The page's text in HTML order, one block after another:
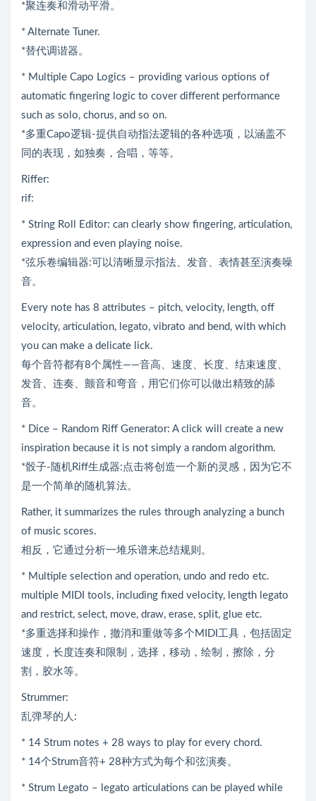
*聚连奏和滑动平滑。
* Alternate Tuner.
*替代调谐器。
* Multiple Capo Logics – providing various options of
automatic fingering logic to cover different performance
such as solo, chorus, and so on.
*多重Capo逻辑-提供自动指法逻辑的各种选项，以涵盖不
同的表现，如独奏，合唱，等等。
Riffer:
rif:
* String Roll Editor: can clearly show fingering, articulation,
expression and even playing noise.
*弦乐卷编辑器:可以清晰显示指法、发音、表情甚至演奏噪
音。
Every note has 8 attributes – pitch, velocity, length, off
velocity, articulation, legato, vibrato and bend, with which
you can make a delicate lick.
每个音符都有8个属性——音高、速度、长度、结束速度、
发音、连奏、颤音和弯音，用它们你可以做出精致的舔
音。
* Dice – Random Riff Generator: A click will create a new
inspiration because it is not simply a random algorithm.
*骰子-随机Riff生成器:点击将创造一个新的灵感，因为它不
是一个简单的随机算法。
Rather, it summarizes the rules through analyzing a bunch
of music scores.
相反，它通过分析一堆乐谱来总结规则。
* Multiple selection and operation, undo and redo etc.
multiple MIDI tools, including fixed velocity, length legato
and restrict, select, move, draw, erase, split, glue etc.
*多重选择和操作，撤消和重做等多个MIDI工具，包括固定
速度，长度连奏和限制，选择，移动，绘制，擦除，分
割，胶水等。
Strummer:
乱弹琴的人:
* 14 Strum notes + 28 ways to play for every chord.
* 14个Strum音符+ 28种方式为每个和弦演奏。
* Strum Legato – legato articulations can be played while